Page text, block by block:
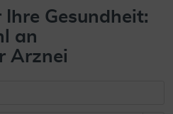
Gesundheit:
an
Arznei